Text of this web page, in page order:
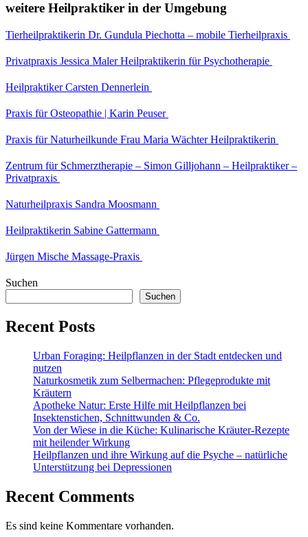
weitere Heilpraktiker in der Umgebung
Tierheilpraktikerin Dr. Gundula Piechotta – mobile Tierheilpraxis
Privatpraxis Jessica Maler Heilpraktikerin für Psychotherapie
Heilpraktiker Carsten Dennerlein
Praxis für Osteopathie | Karin Peuser
Praxis für Naturheilkunde Frau Maria Wächter Heilpraktikerin
Zentrum für Schmerztherapie – Simon Gilljohann – Heilpraktiker –
Privatpraxis
Naturheilpraxis Sandra Moosmann
Heilpraktikerin Sabine Gattermann
Jürgen Mische Massage-Praxis
Suchen
Suchen
Recent Posts
Urban Foraging: Heilpflanzen in der Stadt entdecken und
nutzen
Naturkosmetik zum Selbermachen: Pflegeprodukte mit
Kräutern
Apotheke Natur: Erste Hilfe mit Heilpflanzen bei
Insektenstichen, Schnittwunden & Co.
Von der Wiese in die Küche: Kulinarische Kräuter-Rezepte
mit heilender Wirkung
Heilpflanzen und ihre Wirkung auf die Psyche – natürliche
Unterstützung bei Depressionen
Recent Comments
Es sind keine Kommentare vorhanden.